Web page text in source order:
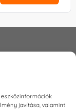
javítása, valamint